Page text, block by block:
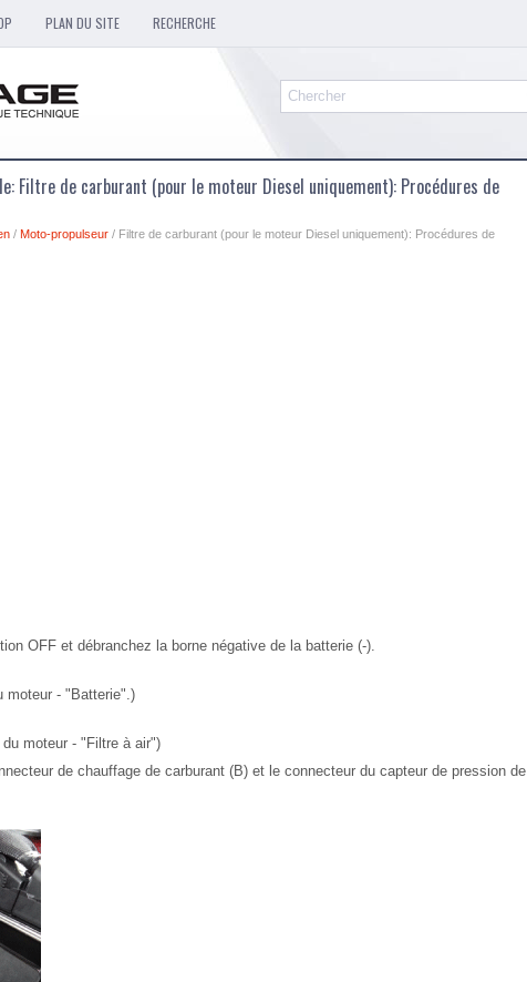
PLAN DU SITE RECHERCHE
Filtre de carburant (pour le moteur Diesel uniquement): Procédures de
/ Moto-propulseur / Filtre de carburant (pour le moteur Diesel uniquement): Procédures de
OFF et débranchez la borne négative de la batterie (-).
moteur - "Batterie".)
moteur - "Filtre à air")
de chauffage de carburant (B) et le connecteur du capteur de pression de